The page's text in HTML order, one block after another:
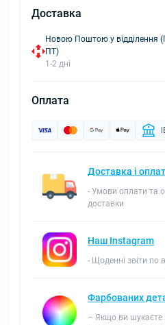
Доставка
Новою Поштою у відділення
ПТ)
1-2 дні
Оплата
Доставка і
- Умови оплати та
доставки
Наш Instagram
- Щоденні звіти по
Фарбованих
– Якщо ви шукаєте